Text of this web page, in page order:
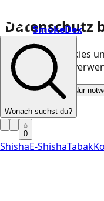
Datenschutz
Wir nutzen Cookies
Kategorien wir
Alle akzeptieren Nur
SmokeDex
Wonach suchst du?
0
ShishaE-ShishaTabak